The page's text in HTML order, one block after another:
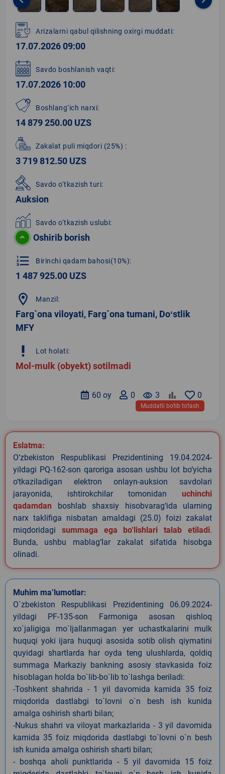
1
of
6
Arizalarni qabul qilishning oxirgi muddati:
17.07.2026 09:00
Savdo boshlanish vaqti:
17.07.2026 10:00
Boshlang‘ich narxi:
14 879 250.00 UZS
Zakalat puli miqdori (25%) :
3 719 812.50 UZS
Savdo o‘tkazish turi:
Auksion
Savdo o‘tkazish uslubi:
Oshirib borish
format_list_numbered Birinchi qadam bahosi(10%):
1 487 925.00 UZS
location_on Manzil:
Farg`ona viloyati, Farg`ona tumani, Doʻstlik
MFY
priority_high Lot holati:
Mol-mulk (obyekt) sotilmadi
0
remove_red_eye 3
0
60 oy
Muddatli bo‘lib to‘lash
Eslatma:
O‘zbekiston Respublikasi Prezidentining 19.04.2024-
yildagi PQ-162-son qaroriga asosan ushbu lot bo‘yicha
o‘tkaziladigan elektron onlayn-auksion savdolari
jarayonida, ishtirokchilar tomonidan uchinchi
qadamdan boshlab shaxsiy hisobvarag‘ida ularning
narx taklifiga nisbatan amaldagi (25.0) foizi zakalat
miqdoridagi summaga ega bo‘lishlari talab etiladi.
Bunda, ushbu mablag‘lar zakalat sifatida hisobga
olinadi.
Muhim ma’lumotlar:
O`zbekiston Respublikasi Prezidentining 06.09.2024-
yildagi PF-135-son Farmoniga asosan qishloq
xo`jaligiga mo`ljallanmagan yer uchastkalarini mulk
huquqi yoki ijara huquqi asosida sotib olish qiymatini
quyidagi shartlarda har oyda teng ulushlarda, qoldiq
summaga Markaziy bankning asosiy stavkasida foiz
hisoblagan holda bo`lib-bo`lib to`lashga beriladi:
-Toshkent shahrida - 1 yil davomida kamida 35 foiz
miqdorida dastlabgi to`lovni o`n besh ish kunida
amalga oshirish sharti bilan;
-Nukus shahri va viloyat markazlarida - 3 yil davomida
kamida 35 foiz miqdorida dastlabgi to`lovni o`n besh
ish kunida amalga oshirish sharti bilan;
- boshqa aholi punktlarida - 5 yil davomida 15 foiz